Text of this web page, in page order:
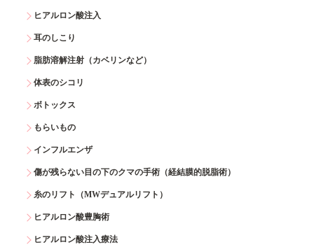
ヒアルロン酸注入
耳のしこり
脂肪溶解注射（カベリンなど）
体表のシコリ
ボトックス
もらいもの
インフルエンザ
傷が残らない目の下のクマの手術（経結膜的脱脂術）
糸のリフト（MWデュアルリフト）
ヒアルロン酸豊胸術
ヒアルロン酸注入療法